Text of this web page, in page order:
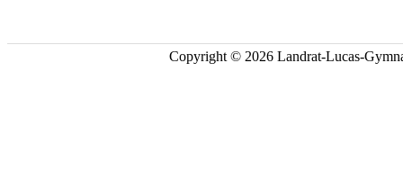
Copyright © 2026 Landrat-Lucas-